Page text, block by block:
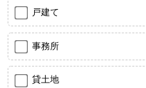
戸建て
事務所
貸土地